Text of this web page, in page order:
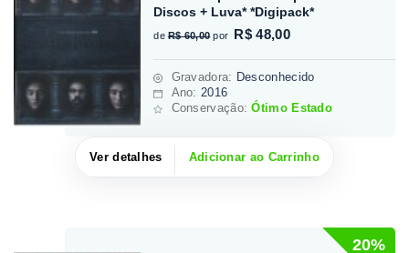
Discos + Luva* *Digipack*
de R$ 60,00 por R$ 48,00
Gravadora: Desconhecido
Ano: 2016
Conservação:Ótimo Estado
Ver detalhes Adicionar ao Carrinho
20%